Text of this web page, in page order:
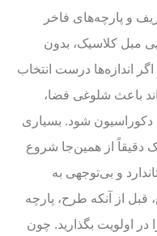
و پارچه‌های فاخر
مبل کلاسیک، بدون
اندازه‌ها درست انتخاب
باعث شلوغی فضا،
شود. بسیاری
دقیقاً از همین‌جا شروع
و بی‌توجهی به
قبل از آنکه طرح، پارچه
در اولویت بگذارید. چون